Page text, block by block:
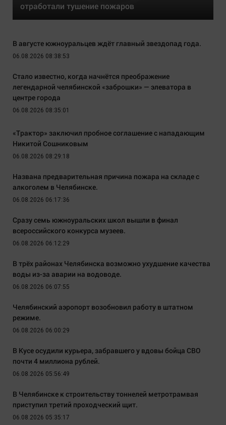
отработали тушение пожаров
В августе южноуральцев ждёт главный звездопад года.
06.08.2026 08:38:53
Стало известно, когда начнётся преображение
легендарной челябинской «заброшки» — элеватора в
центре города
06.08.2026 08:35:01
«Трактор» заключил пробное соглашение с нападающим
Никитой Сошниковым
06.08.2026 08:29:18
Названа предварительная причина пожара на складе с
алкоголем в Челябинске.
06.08.2026 06:17:36
Сразу семь южноуральских школ вышли в финал
всероссийского конкурса музеев.
06.08.2026 06:12:29
В трёх районах Челябинска возможно ухудшение качества
воды из-за аварии на водоводе.
06.08.2026 06:07:55
Челябинский аэропорт возобновил работу в штатном
режиме.
06.08.2026 06:00:29
В Кусе осудили курьера, забравшего у вдовы бойца СВО
почти 4 миллиона рублей.
06.08.2026 05:56:49
В Челябинске к строительству тоннелей метротрамвая
приступил третий проходческий щит.
06.08.2026 05:35:17